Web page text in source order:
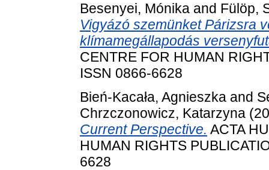
Besenyei, Mónika and Fülöp,
Vigyázó szemünket Párizsra
klímamegállapodás
CENTRE FOR HUMAN
ISSN 0866-6628
Bień-Kacała, Agnieszka and
Chrzczonowicz, Katarzyna
Current Perspective. ACTA
HUMAN RIGHTS
6628